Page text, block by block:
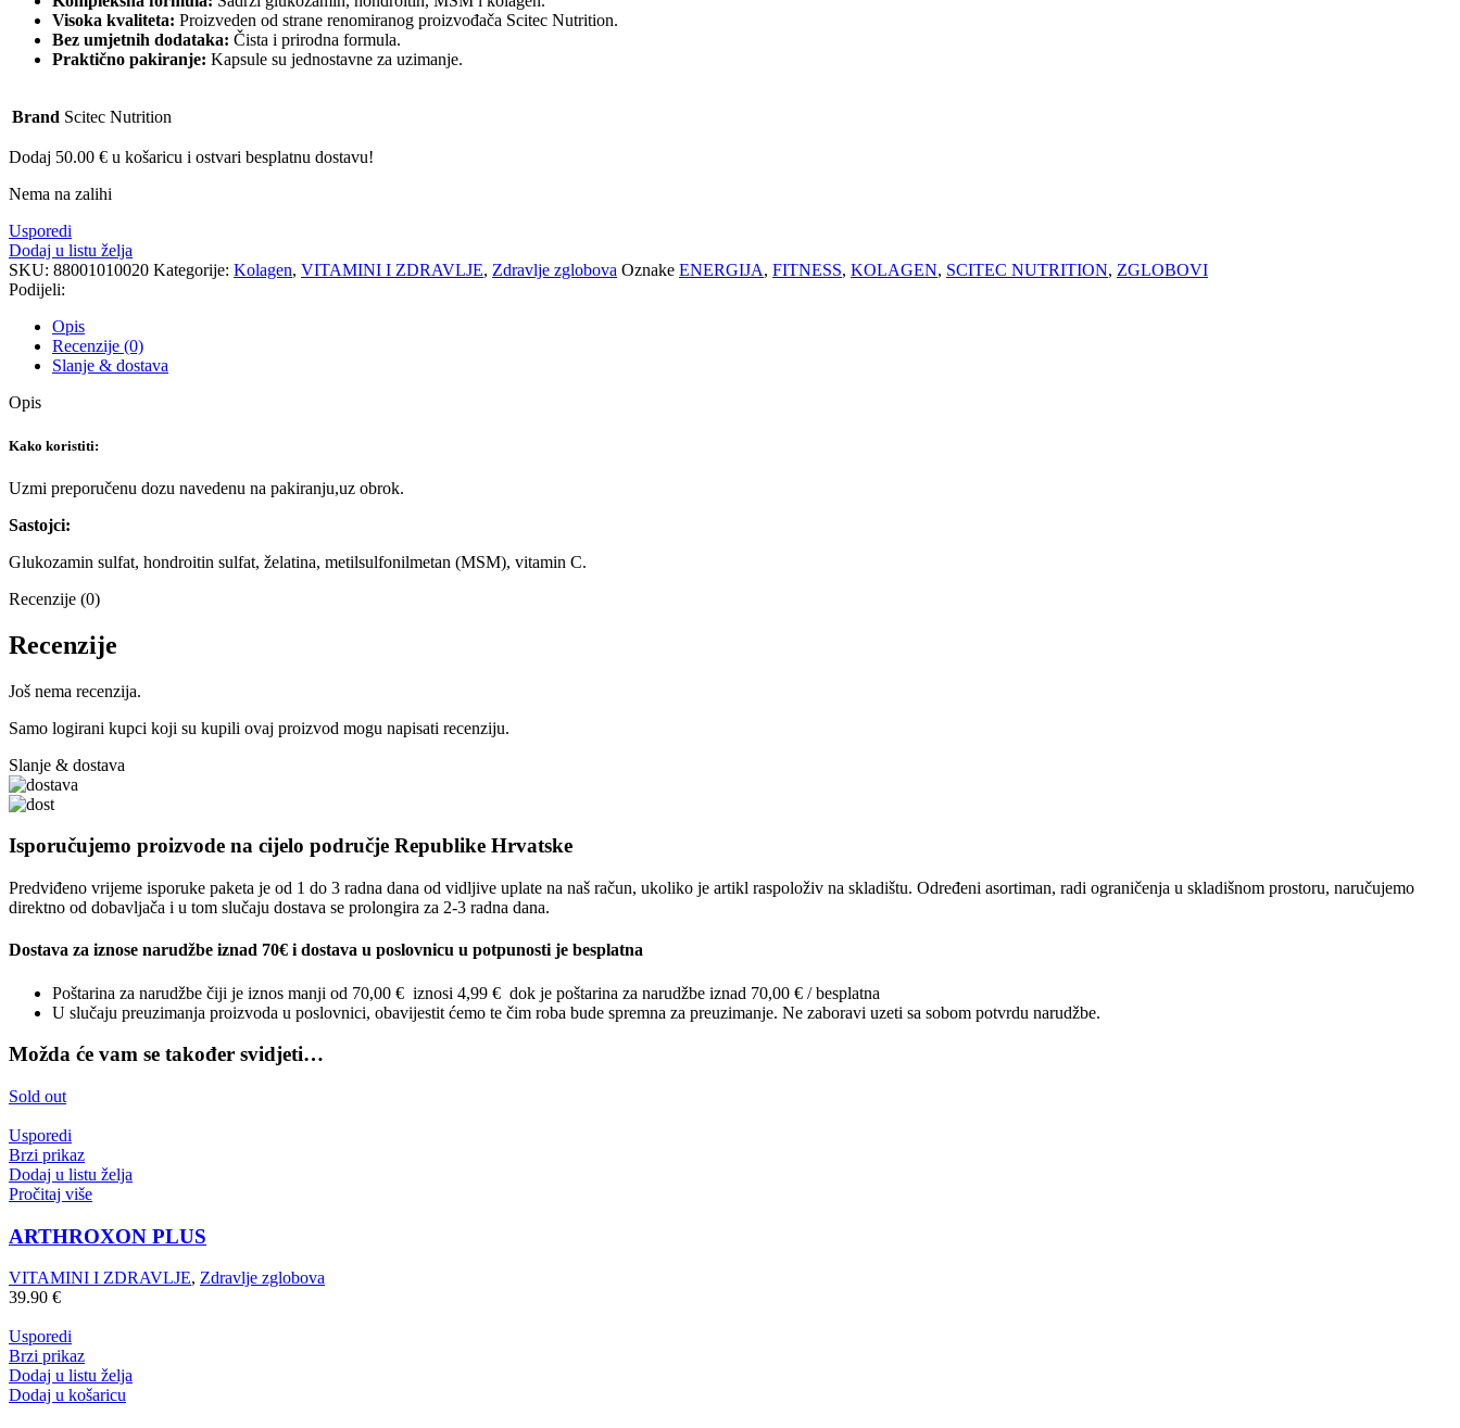
Visoka kvaliteta: Proizveden od strane renomiranog proizvođača Scitec Nutrition.
Bez umjetnih dodataka: Čista i prirodna formula.
Praktično pakiranje: Kapsule su jednostavne za uzimanje.
Brand Scitec Nutrition
Dodaj 50.00 € u košaricu i ostvari besplatnu dostavu!
Nema na zalihi
Usporedi
Dodaj u listu želja
SKU: 88001010020 Kategorije: Kolagen, VITAMINI I ZDRAVLJE, Zdravlje zglobova Oznake ENERGIJA, FITNESS, KOLAGEN, SCITEC NUTRITION, ZGLOBOVI
Podijeli:
Opis
Recenzije (0)
Slanje & dostava
Opis
Kako koristiti:
Uzmi preporučenu dozu navedenu na pakiranju,uz obrok.
Sastojci:
Glukozamin sulfat, hondroitin sulfat, želatina, metilsulfonilmetan (MSM), vitamin C.
Recenzije (0)
Recenzije
Još nema recenzija.
Samo logirani kupci koji su kupili ovaj proizvod mogu napisati recenziju.
Slanje & dostava
Isporučujemo proizvode na cijelo područje Republike Hrvatske
Predviđeno vrijeme isporuke paketa je od 1 do 3 radna dana od vidljive uplate na naš račun, ukoliko je artikl raspoloživ na skladištu. Određeni asortiman, radi ograničenja u skladišnom prostoru, naručujemo
direktno od dobavljača i u tom slučaju dostava se prolongira za 2-3 radna dana.
Dostava za iznose narudžbe iznad 70€ i dostava u poslovnicu u potpunosti je besplatna
Poštarina za narudžbe čiji je iznos manji od 70,00 € iznosi 4,99 € dok je poštarina za narudžbe iznad 70,00 € / besplatna
U slučaju preuzimanja proizvoda u poslovnici, obavijestit ćemo te čim roba bude spremna za preuzimanje. Ne zaboravi uzeti sa sobom potvrdu narudžbe.
Možda će vam se također svidjeti…
Sold out
Usporedi
Brzi prikaz
Dodaj u listu želja
Pročitaj više
ARTHROXON PLUS
VITAMINI I ZDRAVLJE, Zdravlje zglobova
39.90 €
Usporedi
Brzi prikaz
Dodaj u listu želja
Dodaj u košaricu